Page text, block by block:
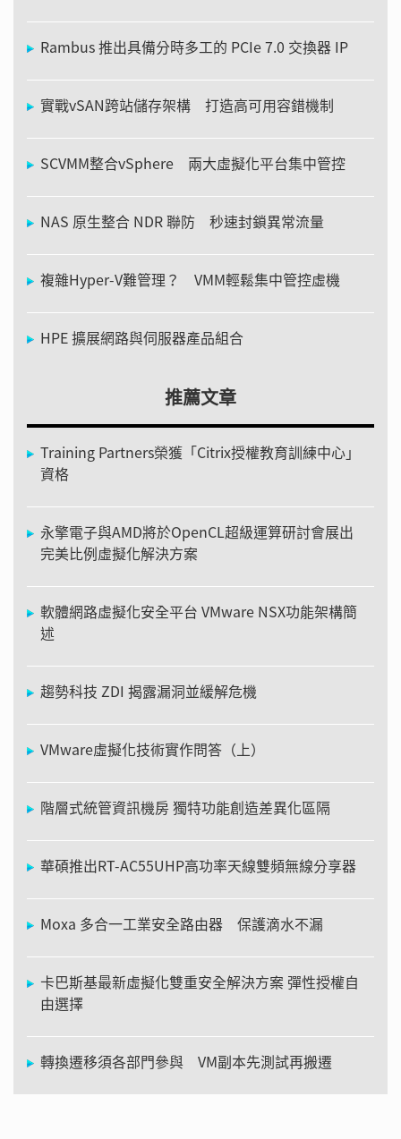
Rambus 推出具備分時多工的 PCIe 7.0 交換器 IP
實戰vSAN跨站儲存架構 打造高可用容錯機制
SCVMM整合vSphere 兩大虛擬化平台集中管控
NAS 原生整合 NDR 聯防 秒速封鎖異常流量
複雜Hyper-V難管理？ VMM輕鬆集中管控虛機
HPE 擴展網路與伺服器產品組合
推薦文章
Training Partners榮獲「Citrix授權教育訓練中心」
資格
永擎電子與AMD將於OpenCL超級運算研討會展出
完美比例虛擬化解決方案
軟體網路虛擬化安全平台 VMware NSX功能架構簡
述
趨勢科技 ZDI 揭露漏洞並緩解危機
VMware虛擬化技術實作問答（上）
階層式統管資訊機房 獨特功能創造差異化區隔
華碩推出RT-AC55UHP高功率天線雙頻無線分享器
Moxa 多合一工業安全路由器 保護滴水不漏
卡巴斯基最新虛擬化雙重安全解決方案 彈性授權自
由選擇
轉換遷移須各部門參與 VM副本先測試再搬遷